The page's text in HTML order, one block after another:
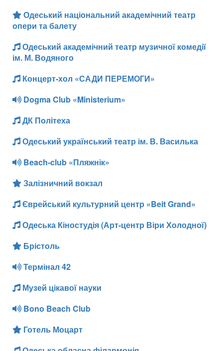
Одеський національний академічний театр
опери та балету
Одеський академічний театр музичної комедії
ім. М. Водяного
Концерт-хол «САДИ ПЕРЕМОГИ»
Dogma Club «Ministerium»
ДК Політеха
Одеський український театр ім. В. Василька
Beach-club «Пляжнік»
Залізничний вокзал
Єврейський культурний центр «Beit Grand»
Одеська Кіностудія (Арт-центр Віри Холодної)
Брістоль
Термінал 42
Музей цікавої науки
Bono Beach Club
Готель Моцарт